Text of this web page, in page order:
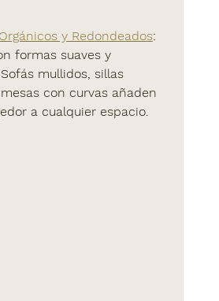
y Redondeados:
formas suaves y
mullidos, sillas
con curvas añaden
a cualquier espacio.